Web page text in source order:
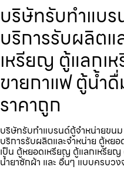
บริษัทรับทำแบ
บริการรับผลิตแ
เหรียญ ตู้แลกเ
ขายกาแฟ ตู้น้ำ
ราคาถูก
บริษัทรับทำแบรนด์ตู้จำหน่ายขน
บริการรับผลิตและจำหน่าย ตู้หยอ
เป็น ตู้หยอดเหรียญ ตู้แลกเหรีย
น้ำยาซักผ้า และ อื่นๆ แบบครบว